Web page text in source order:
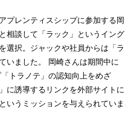
プレンティスシップに参加する岡
相談して「ラック」というイング
選択。ジャックや社員からは「ラ
いました。 岡崎さんは期間中に
トラノテ」の認知向上をめざ
に誘導するリンクを外部サイトに
いうミッションを与えられていま